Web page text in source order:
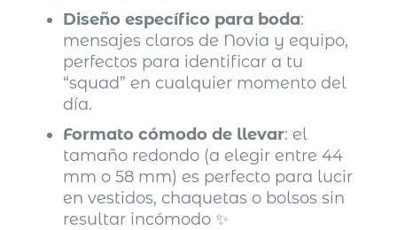
Diseño específico para boda:
mensajes claros de Novia y equipo,
perfectos para identificar a tu
“squad” en cualquier momento del
día.
Formato cómodo de llevar: el
tamaño redondo (a elegir entre 44
mm o 58 mm) es perfecto para lucir
en vestidos, chaquetas o bolsos sin
resultar incómodo ✨